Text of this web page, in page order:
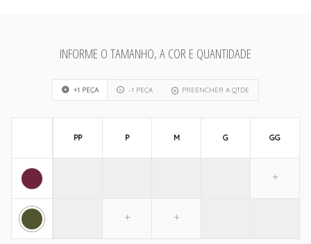
INFORME O TAMANHO, A COR E QUANTIDADE
+1 PEÇA -1 PEÇA PREENCHER A QTDE
PP P M G GG